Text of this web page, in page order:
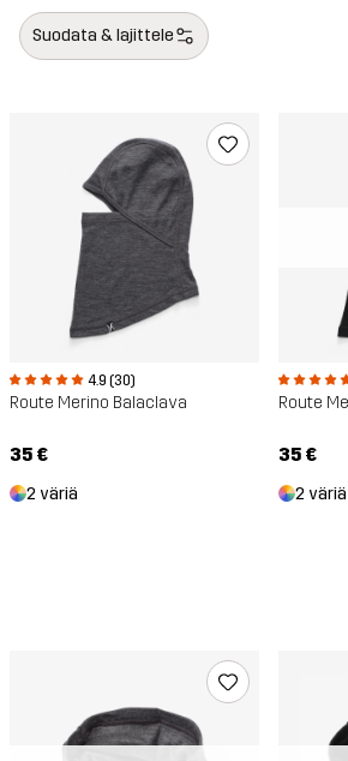
Suodata & lajittele
4.9 (30)
Route Merino Balaclava
35 €
2 väriä
Route
35 €
2 väriä